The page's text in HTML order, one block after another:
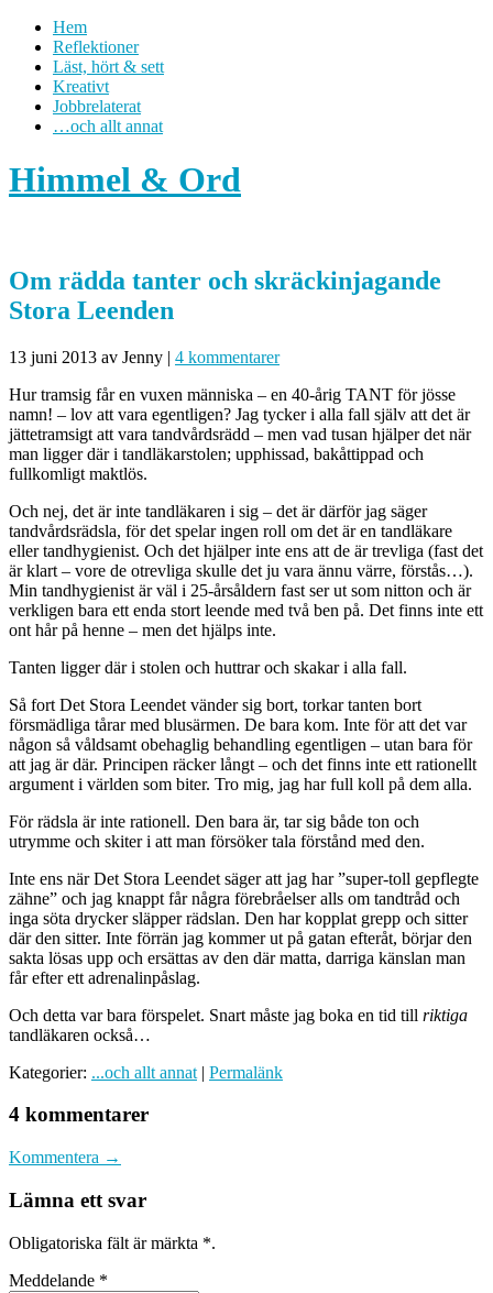
Hem
Reflektioner
Läst, hört & sett
Kreativt
Jobbrelaterat
…och allt annat
Himmel & Ord
Om rädda tanter och skräckinjagande
Stora Leenden
13 juni 2013 av Jenny | 4 kommentarer
Hur tramsig får en vuxen människa – en 40-årig TANT för jösse
namn! – lov att vara egentligen? Jag tycker i alla fall själv att det är
jättetramsigt att vara tandvårdsrädd – men vad tusan hjälper det när
man ligger där i tandläkarstolen; upphissad, bakåttippad och
fullkomligt maktlös.
Och nej, det är inte tandläkaren i sig – det är därför jag säger
tandvårdsrädsla, för det spelar ingen roll om det är en tandläkare
eller tandhygienist. Och det hjälper inte ens att de är trevliga (fast det
är klart – vore de otrevliga skulle det ju vara ännu värre, förstås…).
Min tandhygienist är väl i 25-årsåldern fast ser ut som nitton och är
verkligen bara ett enda stort leende med två ben på. Det finns inte ett
ont hår på henne – men det hjälps inte.
Tanten ligger där i stolen och huttrar och skakar i alla fall.
Så fort Det Stora Leendet vänder sig bort, torkar tanten bort
försmädliga tårar med blusärmen. De bara kom. Inte för att det var
någon så våldsamt obehaglig behandling egentligen – utan bara för
att jag är där. Principen räcker långt – och det finns inte ett rationellt
argument i världen som biter. Tro mig, jag har full koll på dem alla.
För rädsla är inte rationell. Den bara är, tar sig både ton och
utrymme och skiter i att man försöker tala förstånd med den.
Inte ens när Det Stora Leendet säger att jag har ”super-toll gepflegte
zähne” och jag knappt får några förebråelser alls om tandtråd och
inga söta drycker släpper rädslan. Den har kopplat grepp och sitter
där den sitter. Inte förrän jag kommer ut på gatan efteråt, börjar den
sakta lösas upp och ersättas av den där matta, darriga känslan man
får efter ett adrenalinpåslag.
Och detta var bara förspelet. Snart måste jag boka en tid till riktiga
tandläkaren också…
Kategorier: ...och allt annat | Permalänk
4 kommentarer
Kommentera →
Lämna ett svar
Obligatoriska fält är märkta *.
Meddelande *